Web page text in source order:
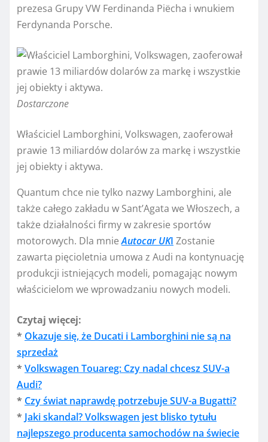
prezesa Grupy VW Ferdinanda Piëcha i wnukiem
Ferdynanda Porsche.
Dostarczone
Właściciel Lamborghini, Volkswagen, zaoferował
prawie 13 miliardów dolarów za markę i wszystkie
jej obiekty i aktywa.
Quantum chce nie tylko nazwy Lamborghini, ale
także całego zakładu w Sant’Agata we Włoszech, a
także działalności firmy w zakresie sportów
motorowych. Dla mnieAutocar UKI Zostanie
zawarta pięcioletnia umowa z Audi na kontynuację
produkcji istniejących modeli, pomagając nowym
właścicielom we wprowadzaniu nowych modeli.
Czytaj więcej:
* Okazuje się, że Ducati i Lamborghini nie są na
sprzedaż
* Volkswagen Touareg: Czy nadal chcesz SUV-a
Audi?
* Czy świat naprawdę potrzebuje SUV-a Bugatti?
* Jaki skandal? Volkswagen jest blisko tytułu
najlepszego producenta samochodów na świecie